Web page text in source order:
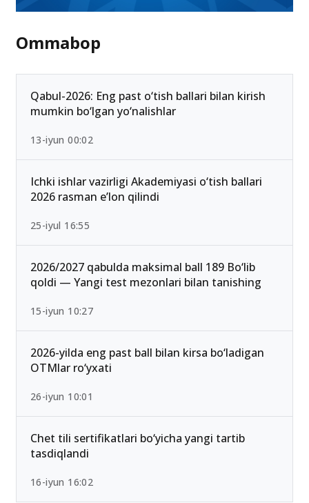
Ommabop
Qabul-2026: Eng past o‘tish ballari bilan kirish
mumkin bo‘lgan yo‘nalishlar
13-iyun 00:02
Ichki ishlar vazirligi Akademiyasi o‘tish ballari
2026 rasman e’lon qilindi
25-iyul 16:55
2026/2027 qabulda maksimal ball 189 Bo‘lib
qoldi — Yangi test mezonlari bilan tanishing
15-iyun 10:27
2026-yilda eng past ball bilan kirsa bo‘ladigan
OTMlar ro‘yxati
26-iyun 10:01
Chet tili sertifikatlari bo‘yicha yangi tartib
tasdiqlandi
16-iyun 16:02